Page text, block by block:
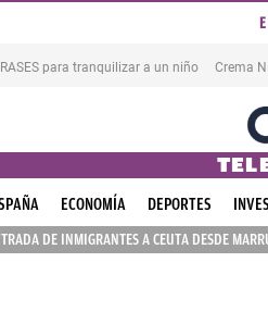
para tranquilizar a un niño Crema
ECONOMÍA DEPORTES
DE INMIGRANTES A CEUTA DESDE